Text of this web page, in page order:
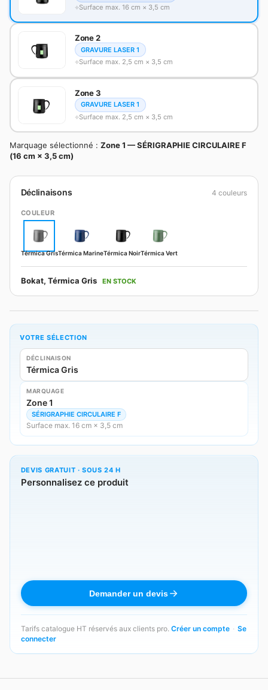
Surface max. 16 cm × 3,5 cm
Zone 2
GRAVURE LASER 1
Surface max. 2,5 cm × 3,5 cm
Zone 3
GRAVURE LASER 1
Surface max. 2,5 cm × 3,5 cm
Marquage sélectionné : Zone 1 — SÉRIGRAPHIE CIRCULAIRE F
(16 cm × 3,5 cm)
Déclinaisons 4 couleurs
COULEUR
Térmica GrisTérmica MarineTérmica NoirTérmica Vert
Bokat, Térmica Gris EN STOCK
VOTRE SÉLECTION
DÉCLINAISON
Térmica Gris
MARQUAGE
Zone 1
SÉRIGRAPHIE CIRCULAIRE F
Surface max. 16 cm × 3,5 cm
DEVIS GRATUIT · SOUS 24 H
Personnalisez ce produit
Demander un devis
Tarifs catalogue HT réservés aux clients pro. Créer un compte · Se
connecter